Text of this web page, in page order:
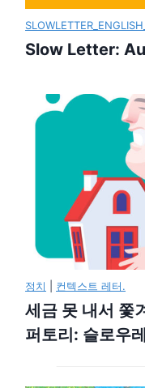
Slow Letter:
정치 컨텍스트 레터.
세금 못 내서 쫓
퍼토리: 슬로우